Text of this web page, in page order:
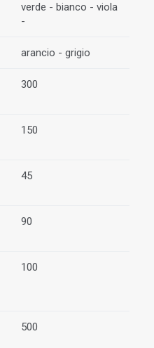
verde - bianco - viola
-
arancio - grigio
300
150
45
90
100
500